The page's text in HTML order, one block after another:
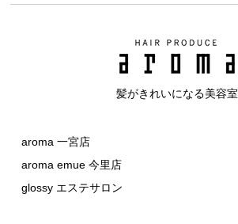
髪がきれいになる美容室
aroma 一宮店
aroma emue 今里店
glossy エステサロン